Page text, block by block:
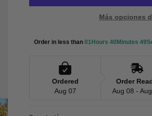
Más opciones
Order in less than 01Hours 40Minutes
Ordered
Aug 07
Order
Aug 08 -